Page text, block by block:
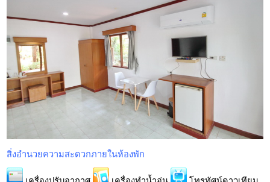
สิ่งอำนวยความสะดวกภายในห้องพัก